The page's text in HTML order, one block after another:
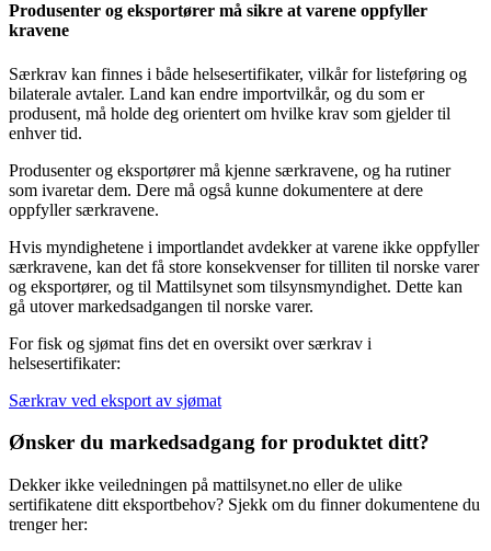
Produsenter og eksportører må sikre at varene oppfyller
kravene
Særkrav kan finnes i både helsesertifikater, vilkår for listeføring og
bilaterale avtaler. Land kan endre importvilkår, og du som er
produsent, må holde deg orientert om hvilke krav som gjelder til
enhver tid.
Produsenter og eksportører må kjenne særkravene, og ha rutiner
som ivaretar dem. Dere må også kunne dokumentere at dere
oppfyller særkravene.
Hvis myndighetene i importlandet avdekker at varene ikke oppfyller
særkravene, kan det få store konsekvenser for tilliten til norske varer
og eksportører, og til Mattilsynet som tilsynsmyndighet. Dette kan
gå utover markedsadgangen til norske varer.
For fisk og sjømat fins det en oversikt over særkrav i
helsesertifikater:
Særkrav ved eksport av sjømat
Ønsker du markedsadgang for produktet ditt?
Dekker ikke veiledningen på mattilsynet.no eller de ulike
sertifikatene ditt eksportbehov? Sjekk om du finner dokumentene du
trenger her: